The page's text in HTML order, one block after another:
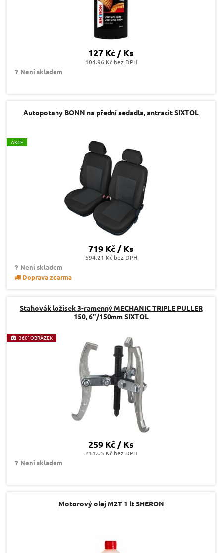
127 Kč / Ks
104.96 Kč bez DPH
Není skladem
Autopotahy BONN na přední sedadla, antracit SIXTOL
AKCE
719 Kč / Ks
594.21 Kč bez DPH
Není skladem
Doprava zdarma
Stahovák ložisek 3-ramenný MECHANIC TRIPLE PULLER
150, 6"/150mm SIXTOL
360° OBRÁZEK
259 Kč / Ks
214.05 Kč bez DPH
Není skladem
Motorový olej M2T 1 lt SHERON